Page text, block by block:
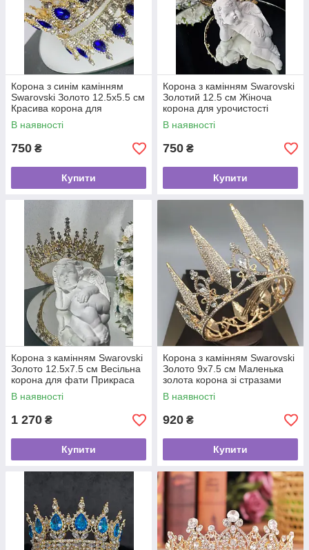
Корона з синім камінням
Swarovski Золото 12.5х5.5 см
Красива корона для
фотосесії Корона для торта
В наявності
750 ₴
Купити
Корона з камінням Swarovski
Золотий 12.5 см Жіноча
корона для урочистості
Декоративна корона
аксесуар
В наявності
750 ₴
Купити
Корона з камінням Swarovski
Золото 12.5х7.5 см Весільна
корона для фати Прикраса
для зачіски
В наявності
1 270 ₴
Купити
Корона з камінням Swarovski
Золото 9х7.5 см Маленька
золота корона зі стразами
В наявності
920 ₴
Купити